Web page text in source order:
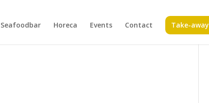
Seafoodbar Horeca Events Contact Take-away